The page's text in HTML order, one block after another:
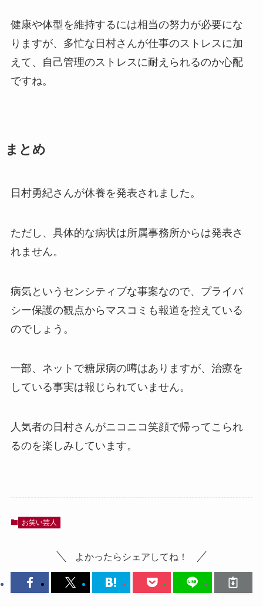
健康や体型を維持するには相当の努力が必要にな
りますが、多忙な日村さんが仕事のストレスに加
えて、自己管理のストレスに耐えられるのか心配
ですね。
まとめ
日村勇紀さんが休養を発表されました。
ただし、具体的な病状は所属事務所からは発表さ
れません。
病気というセンシティブな事案なので、プライバ
シー保護の観点からマスコミも報道を控えている
のでしょう。
一部、ネットで糖尿病の噂はありますが、治療を
している事実は報じられていません。
人気者の日村さんがニコニコ笑顔で帰ってこられ
るのを楽しみしています。
お笑い芸人
よかったらシェアしてね！